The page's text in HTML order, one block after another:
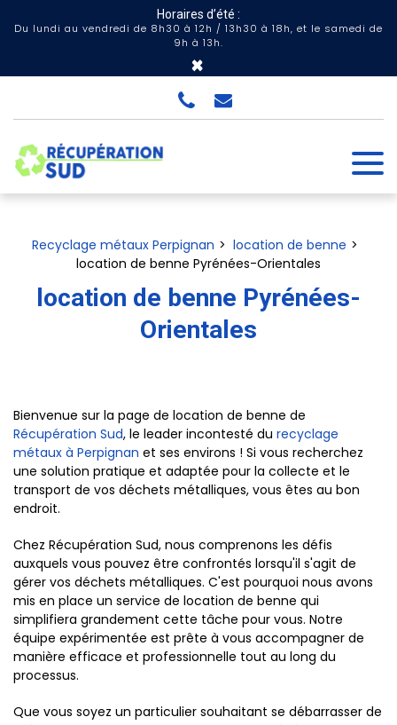
Horaires d’été :
Du lundi au vendredi de 8h30 à 12h / 13h30 à 18h, et le samedi de
9h à 13h.
×
Recyclage métaux Perpignan
location de benne
location de benne Pyrénées-Orientales
location de benne Pyrénées-
Orientales
Bienvenue sur la page de location de benne de
Récupération Sud, le leader incontesté du recyclage
métaux à Perpignan et ses environs ! Si vous recherchez
une solution pratique et adaptée pour la collecte et le
transport de vos déchets métalliques, vous êtes au bon
endroit.
Chez Récupération Sud, nous comprenons les défis
auxquels vous pouvez être confrontés lorsqu'il s'agit de
gérer vos déchets métalliques. C'est pourquoi nous avons
mis en place un service de location de benne qui
simplifiera grandement cette tâche pour vous. Notre
équipe expérimentée est prête à vous accompagner de
manière efficace et professionnelle tout au long du
processus.
Que vous soyez un particulier souhaitant se débarrasser de
Panneau de gestion des cookies